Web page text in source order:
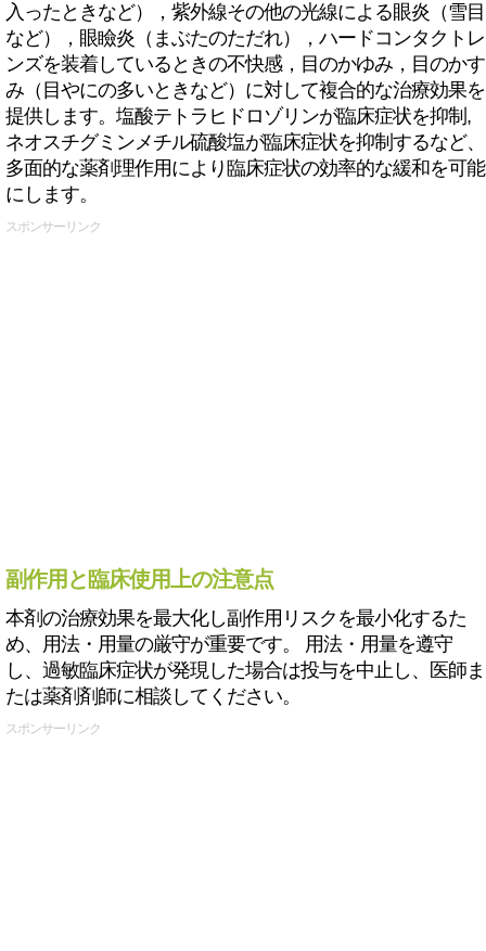
入ったときなど），紫外線その他の光線による眼炎（雪目
など），眼瞼炎（まぶたのただれ），ハードコンタクトレ
ンズを装着しているときの不快感，目のかゆみ，目のかす
み（目やにの多いときなど）に対して複合的な治療効果を
提供します。塩酸テトラヒドロゾリンが臨床症状を抑制,
ネオスチグミンメチル硫酸塩が臨床症状を抑制するなど、
多面的な薬剤理作用により臨床症状の効率的な緩和を可能
にします。
スポンサーリンク
副作用と臨床使用上の注意点
本剤の治療効果を最大化し副作用リスクを最小化するた
め、用法・用量の厳守が重要です。 用法・用量を遵守
し、過敏臨床症状が発現した場合は投与を中止し、医師ま
たは薬剤剤師に相談してください。
スポンサーリンク